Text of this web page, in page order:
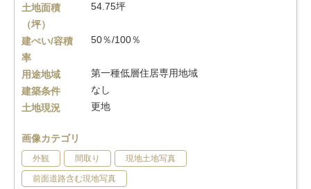
土地面積
（坪）
54.75坪
建ぺい/容積
率
50％/100％
用途地域
第一種低層住居専用地域
建築条件
なし
土地現況
更地
画像カテゴリ
外観 間取り 現地土地写真
前面道路含む現地写真